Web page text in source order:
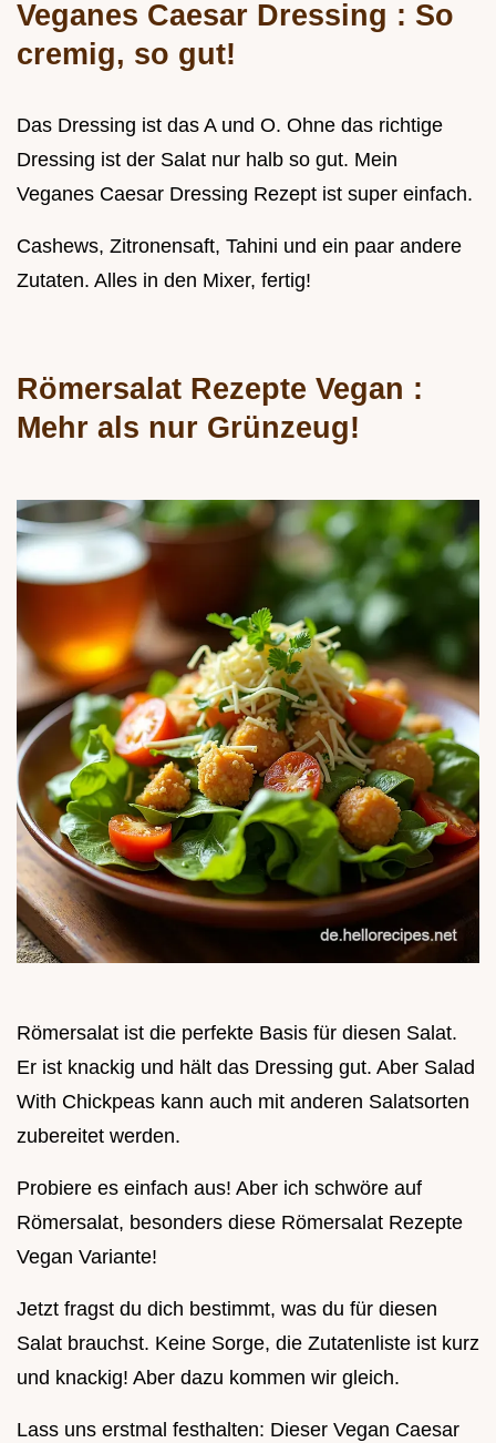
Veganes Caesar Dressing : So
cremig, so gut!
Das Dressing ist das A und O. Ohne das richtige
Dressing ist der Salat nur halb so gut. Mein
Veganes Caesar Dressing Rezept ist super einfach.
Cashews, Zitronensaft, Tahini und ein paar andere
Zutaten. Alles in den Mixer, fertig!
Römersalat Rezepte Vegan :
Mehr als nur Grünzeug!
Römersalat ist die perfekte Basis für diesen Salat.
Er ist knackig und hält das Dressing gut. Aber Salad
With Chickpeas kann auch mit anderen Salatsorten
zubereitet werden.
Probiere es einfach aus! Aber ich schwöre auf
Römersalat, besonders diese Römersalat Rezepte
Vegan Variante!
Jetzt fragst du dich bestimmt, was du für diesen
Salat brauchst. Keine Sorge, die Zutatenliste ist kurz
und knackig! Aber dazu kommen wir gleich.
Lass uns erstmal festhalten: Dieser Vegan Caesar